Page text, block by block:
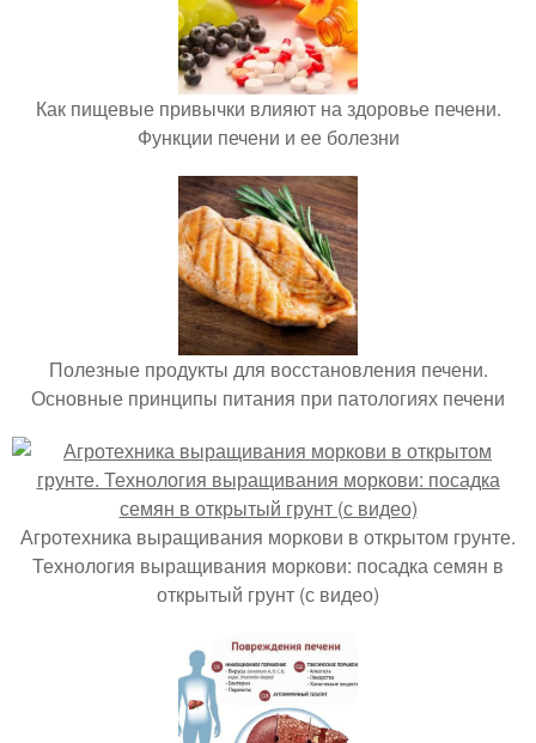
Как пищевые привычки влияют на здоровье печени.
Функции печени и ее болезни
Полезные продукты для восстановления печени.
Основные принципы питания при патологиях печени
Агротехника выращивания моркови в открытом грунте.
Технология выращивания моркови: посадка семян в
открытый грунт (с видео)